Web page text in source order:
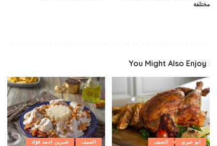
مختلفة
You Might Also Enjoy
ابو خيري الصيف الصيف شيرين احمد فؤاد